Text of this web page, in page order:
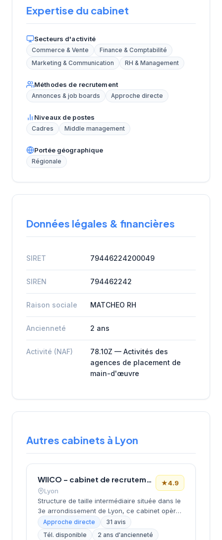
Expertise du cabinet
Secteurs d'activité
Commerce & Vente
Finance & Comptabilité
Marketing & Communication
RH & Management
Méthodes de recrutement
Annonces & job boards Approche directe
Niveaux de postes
Cadres Middle management
Portée géographique
Régionale
Données légales & financières
SIRET 79446224200049
SIREN 794462242
Raison sociale MATCHEO RH
Ancienneté 2 ans
Activité (NAF)
78.10Z — Activités des
agences de placement de
main-d'œuvre
Autres cabinets à Lyon
WIICO – cabinet de recrutement
Lyon
★4.9
Structure de taille intermédiaire située dans le
3e arrondissement de Lyon, ce cabinet opère
depuis le quartier d'affaires de la Part-Dieu.
Dirigée par MOMTAZ-AZAD, l'entreprise
Approche directe
31 avis
Tél. disponible
2 ans d'ancienneté